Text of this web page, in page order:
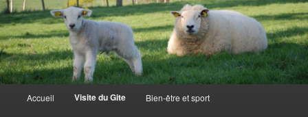
Skip
Accueil Visite du Gite Bien-être et sport